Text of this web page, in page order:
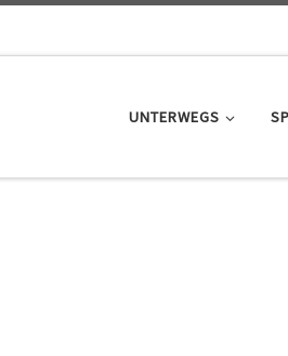
UNTERWEGS